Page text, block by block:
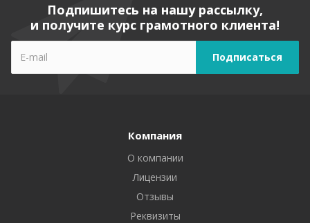
Подпишитесь на нашу рассылку,
и получите курс грамотного клиента!
Компания
О компании
Лицензии
Отзывы
Реквизиты